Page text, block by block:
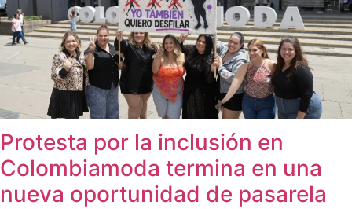
Protesta por la inclusión en
Colombiamoda termina en una
nueva oportunidad de pasarela